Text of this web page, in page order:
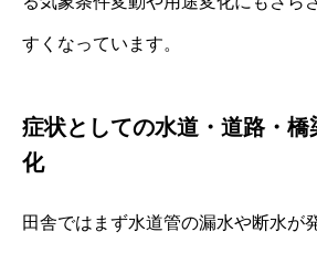
すくなっています。
症状としての水道・道路・橋
化
田舎ではまず水道管の漏水や断水が